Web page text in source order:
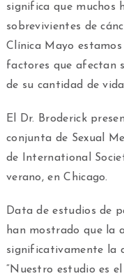
significa que muchos
sobrevivientes de
Clínica Mayo
factores que afectan
de su cantidad de
El Dr. Broderick
conjunta de Sexual
de International
verano, en Chicago.
Data de estudios de
han mostrado que la
significativamente la
“Nuestro estudio es